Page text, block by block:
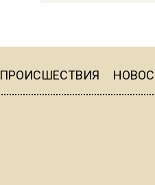
Telegram после
ПРОИСШЕСТВИЯ